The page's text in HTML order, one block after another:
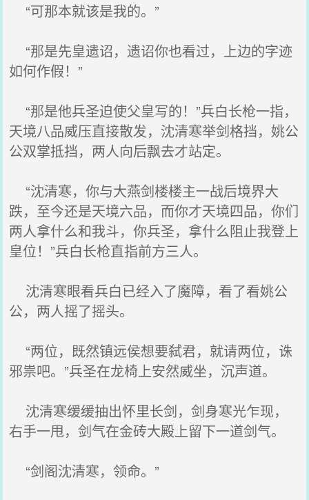
“可那本就该是我的。”
“那是先皇遗诏，遗诏你也看过，上边的字迹
如何作假！”
“那是他兵圣迫使父皇写的！”兵白长枪一指，
天境八品威压直接散发，沈清寒举剑格挡，姚公
公双掌抵挡，两人向后飘去才站定。
“沈清寒，你与大燕剑楼楼主一战后境界大
跌，至今还是天境六品，而你才天境四品，你们
两人拿什么和我斗，你兵圣，拿什么阻止我登上
皇位！”兵白长枪直指前方三人。
沈清寒眼看兵白已经入了魔障，看了看姚公
公，两人摇了摇头。
“两位，既然镇远侯想要弑君，就请两位，诛
邪祟吧。”兵圣在龙椅上安然威坐，沉声道。
沈清寒缓缓抽出怀里长剑，剑身寒光乍现，
右手一甩，剑气在金砖大殿上留下一道剑气。
“剑阁沈清寒，领命。”